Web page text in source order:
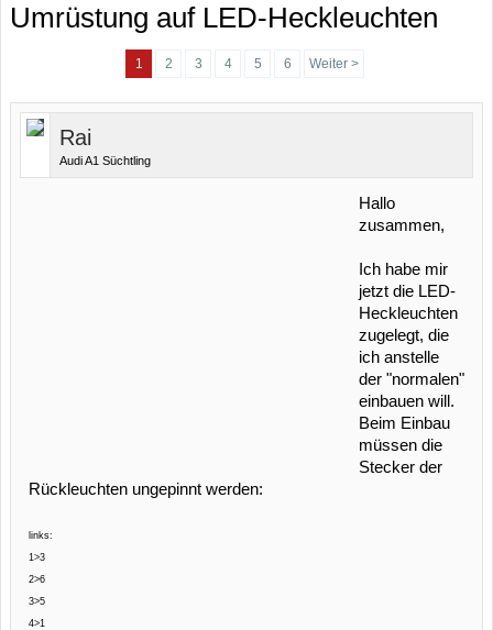
Umrüstung auf LED-Heckleuchten
1 2 3 4 5 6 Weiter >
Rai
Audi A1 Süchtling
Hallo
zusammen,
Ich habe mir
jetzt die LED-
Heckleuchten
zugelegt, die
ich anstelle
der "normalen"
einbauen will.
Beim Einbau
müssen die
Stecker der
Rückleuchten ungepinnt werden:
links:
1>3
2>6
3>5
4>1